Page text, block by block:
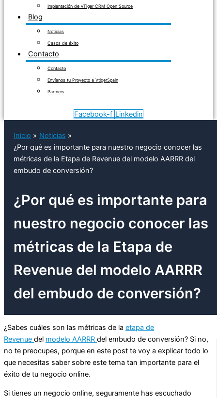
Implantación de vTiger CRM Open Source
Blog
Noticias
Casos de éxito
Contacto
Contacto
Envíanos tu Proyecto a VtigerSpain
Partners
Facebook-f Linkedin
Inicio
Noticias
¿Por qué es importante para nuestro negocio conocer las
métricas de la Etapa de Revenue del modelo AARRR del
embudo de conversión?
¿Por qué es importante para
nuestro negocio conocer las
métricas de la Etapa de
Revenue del modelo AARRR
del embudo de conversión?
¿Sabes cuáles son las métricas de la etapa de
Revenue del modelo AARRR del embudo de conversión? Si no,
no te preocupes, porque en este post te voy a explicar todo lo
que necesitas saber sobre este tema tan importante para el
éxito de tu negocio online.
Si tienes un negocio online, seguramente has escuchado